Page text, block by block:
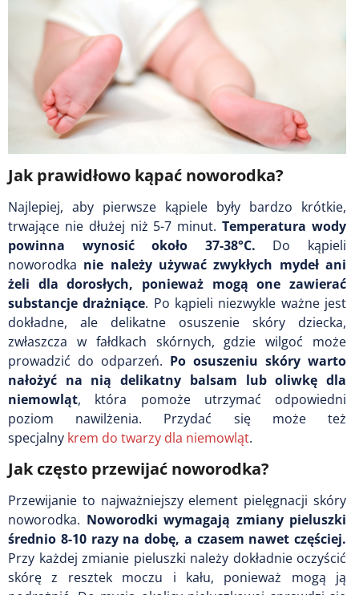
Jak prawidłowo kąpać noworodka?
Najlepiej, aby pierwsze kąpiele były bardzo krótkie,
trwające nie dłużej niż 5-7 minut.Temperatura wody
powinna wynosić około 37-38°C. Do kąpieli
noworodka nie należy używać zwykłych mydeł ani
żeli dla dorosłych, ponieważ mogą one zawierać
substancje drażniące. Po kąpieli niezwykle ważne jest
dokładne, ale delikatne osuszenie skóry dziecka,
zwłaszcza w fałdkach skórnych, gdzie wilgoć może
prowadzić do odparzeń. Po osuszeniu skóry warto
nałożyć na nią delikatny balsam lub oliwkę dla
niemowląt, która pomoże utrzymać odpowiedni
poziom nawilżenia. Przydać się może też
specjalny krem do twarzy dla niemowląt.
Jak często przewijać noworodka?
Przewijanie to najważniejszy element pielęgnacji skóry
noworodka. Noworodki wymagają zmiany pieluszki
średnio 8-10 razy na dobę, a czasem nawet częściej.
Przy każdej zmianie pieluszki należy dokładnie oczyścić
skórę z resztek moczu i kału, ponieważ mogą ją